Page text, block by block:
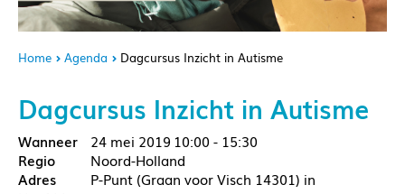
Home Agenda Dagcursus Inzicht in Autisme
Dagcursus Inzicht in Autisme
24 mei 2019 10:00 - 15:30
Noord-Holland
P-Punt (Graan voor Visch 14301) in